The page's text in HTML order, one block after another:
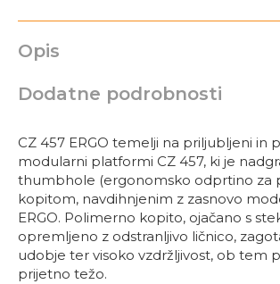
Opis
Dodatne podrobnosti
CZ 457 ERGO temelji na priljubljeni in
modularni platformi CZ 457, ki je
thumbhole (ergonomsko odprtino za
kopitom, navdihnjenim z zasnovo
ERGO. Polimerno kopito, ojačano s
opremljeno z odstranljivo ličnico,
udobje ter visoko vzdržljivost, ob tem
prijetno težo.